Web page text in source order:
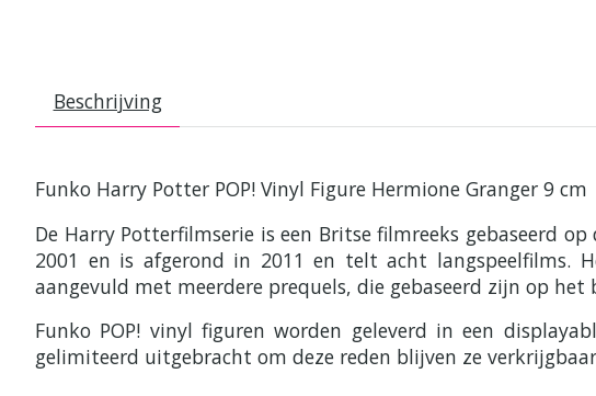
Beschrijving
Funko Harry Potter POP! Vinyl Figure Hermione Granger 9 cm
De Harry Potterfilmserie is een Britse filmreeks gebaseerd
2001 en is afgerond in 2011 en telt acht langspeelfilms.
aangevuld met meerdere prequels, die gebaseerd zijn op het
Funko POP! vinyl figuren worden geleverd in een
gelimiteerd uitgebracht om deze reden blijven ze